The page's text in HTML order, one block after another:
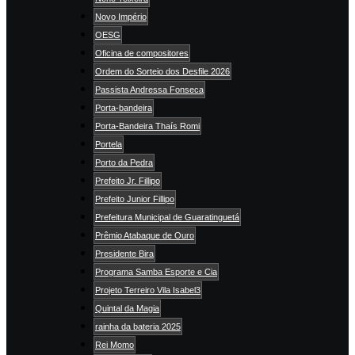
Novo Império
OESG
Oficina de compositores
Ordem do Sorteio dos Desfile 2026
Passista Andressa Fonseca
Porta-bandeira
Porta-Bandeira Thaís Romi
Portela
Porto da Pedra
Prefeito Jr. Fillipo
Prefeito Junior Fillipo
Prefeitura Municipal de Guaratinguetá
Prêmio Atabaque de Ouro
Presidente Bira
Programa Samba Esporte e Cia
Projeto Terreiro Vila Isabel3
Quintal da Magia
rainha da bateria 2025
Rei Momo